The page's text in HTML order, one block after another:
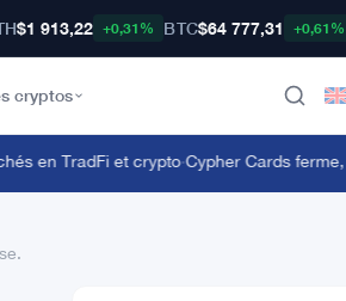
$1 913,22 +0,31% BTC$64 777,31 +0,61%
cryptos
en TradFi et crypto·Cypher Cards ferme,